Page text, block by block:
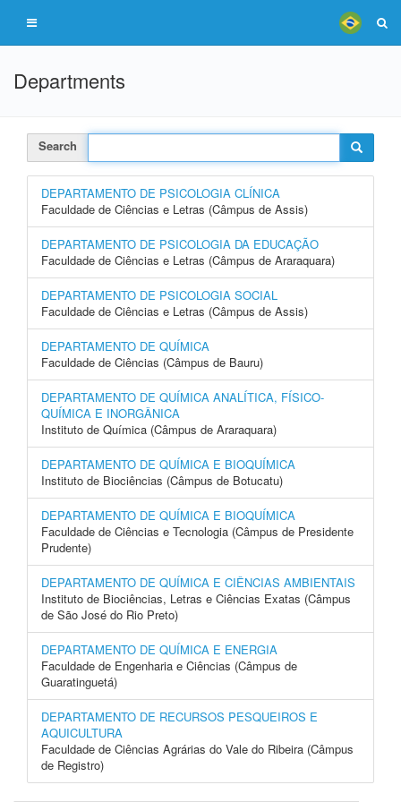
Departments
Search
DEPARTAMENTO DE PSICOLOGIA CLÍNICA
Faculdade de Ciências e Letras (Câmpus de Assis)
DEPARTAMENTO DE PSICOLOGIA DA EDUCAÇÃO
Faculdade de Ciências e Letras (Câmpus de Araraquara)
DEPARTAMENTO DE PSICOLOGIA SOCIAL
Faculdade de Ciências e Letras (Câmpus de Assis)
DEPARTAMENTO DE QUÍMICA
Faculdade de Ciências (Câmpus de Bauru)
DEPARTAMENTO DE QUÍMICA ANALÍTICA, FÍSICO-
QUÍMICA E INORGÂNICA
Instituto de Química (Câmpus de Araraquara)
DEPARTAMENTO DE QUÍMICA E BIOQUÍMICA
Instituto de Biociências (Câmpus de Botucatu)
DEPARTAMENTO DE QUÍMICA E BIOQUÍMICA
Faculdade de Ciências e Tecnologia (Câmpus de Presidente
Prudente)
DEPARTAMENTO DE QUÍMICA E CIÊNCIAS AMBIENTAIS
Instituto de Biociências, Letras e Ciências Exatas (Câmpus
de São José do Rio Preto)
DEPARTAMENTO DE QUÍMICA E ENERGIA
Faculdade de Engenharia e Ciências (Câmpus de
Guaratinguetá)
DEPARTAMENTO DE RECURSOS PESQUEIROS E
AQUICULTURA
Faculdade de Ciências Agrárias do Vale do Ribeira (Câmpus
de Registro)